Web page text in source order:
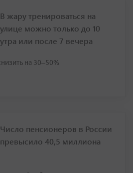
В жару тренироваться на
улице можно только до 10
утра или после 7 вечера
на 30–50%
Число пенсионеров в России
превысило 40,5 миллиона